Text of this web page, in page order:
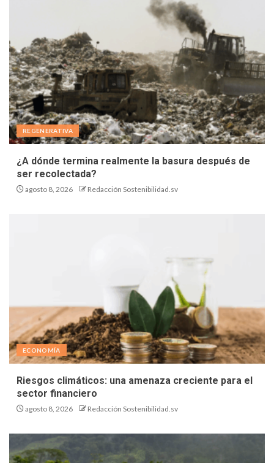
REGENERATIVA
¿A dónde termina realmente la basura después de
ser recolectada?
agosto 8, 2026 Redacción Sostenibilidad.sv
ECONOMÍA
Riesgos climáticos: una amenaza creciente para el
sector financiero
agosto 8, 2026 Redacción Sostenibilidad.sv